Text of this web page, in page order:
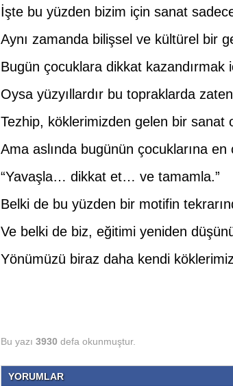
İşte bu yüzden bizim için sanat
Aynı zamanda bilişsel ve kültürel bir
Bugün çocuklara dikkat kazandırmak
Oysa yüzyıllardır bu topraklarda
Tezhip, köklerimizden gelen bir sanat
Ama aslında bugünün çocuklarına en
“Yavaşla… dikkat et… ve tamamla.”
Belki de bu yüzden bir motifin
Ve belki de biz, eğitimi yeniden
Yönümüzü biraz daha kendi
Bu yazı 3930 defa okunmuştur.
YORUMLAR